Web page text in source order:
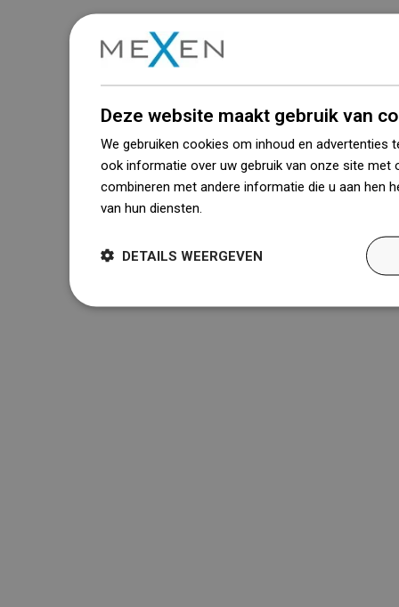
Deze website maakt gebruik van
We gebruiken cookies om inhoud en advertenties
ook informatie over uw gebruik van onze site met
combineren met andere informatie die u aan hen
van hun diensten.
DETAILS WEERGEVEN